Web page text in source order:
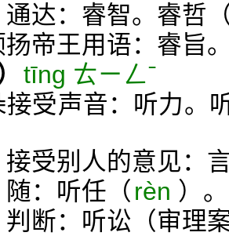
达：睿智。睿哲
帝王用语：睿旨
tīng ㄊㄧㄥˉ
受声音：听力。
受别人的意见：
：听任（ rèn ）
断：听讼（审理